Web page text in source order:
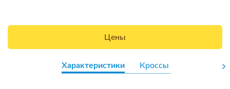
Цены
Характеристики Кроссы